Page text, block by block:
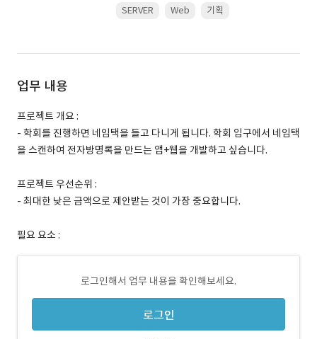
SERVER
Web 기획
업무 내용
프로젝트 개요 :
- 학회를 진행하면 네임택을 들고 다니게 됩니다. 학회 입구에서 네임택
을 스캔하여 전자방명록을 만드는 앱+웹을 개발하고 싶습니다.
프로젝트 우선순위 :
- 최대한 낮은 금액으로 제안받는 것이 가장 중요합니다.
필요 요소 :
로그인해서 업무 내용을 확인해보세요.
로그인